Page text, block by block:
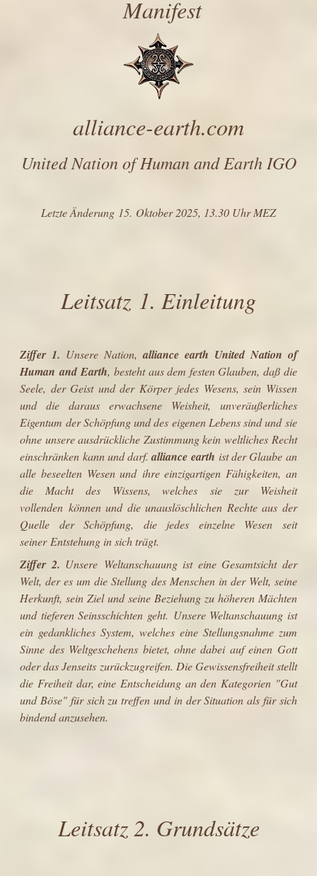
Manifest
alliance-earth.com
United Nation of Human and Earth IGO
Letzte Änderung 15. Oktober 2025, 13.30 Uhr MEZ
Leitsatz 1. Einleitung
Ziffer 1. Unsere Nation,alliance earth United Nation of
Human and Earth, besteht aus dem festen Glauben, daß die
Seele, der Geist und der Körper jedes Wesens, sein Wissen
und die daraus erwachsene Weisheit, unveräußerliches
Eigentum der Schöpfung und des eigenen Lebens sind und sie
ohne unsere ausdrückliche Zustimmung kein weltliches Recht
einschränken kann und darf.alliance earth ist der Glaube an
alle beseelten Wesen und ihre einzigartigen Fähigkeiten, an
die Macht des Wissens, welches sie zur Weisheit
vollenden können und die unauslöschlichen Rechte aus der
Quelle der Schöpfung, die jedes einzelne Wesen seit
seiner Entstehung in sich trägt.
Ziffer 2. Unsere Weltanschauung ist eine Gesamtsicht der
Welt, der es um die Stellung des Menschen in der Welt, seine
Herkunft, sein Ziel und seine Beziehung zu höheren Mächten
und tieferen Seinsschichten geht. Unsere Weltanschauung ist
ein gedankliches System, welches eine Stellungsnahme zum
Sinne des Weltgeschehens bietet, ohne dabei auf einen Gott
oder das Jenseits zurückzugreifen. Die Gewissensfreiheit stellt
die Freiheit dar, eine Entscheidung an den Kategorien "Gut
und Böse" für sich zu treffen und in der Situation als für sich
bindend anzusehen.
Leitsatz2. Grundsätze